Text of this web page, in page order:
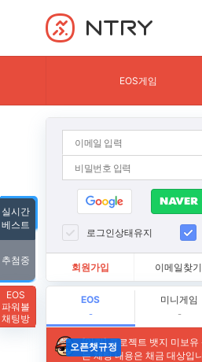
NTRY
EOS게임
로그인상태유지
회원가입 이메일찾기
EOS
-
미니게임
-
실시간
베스트
추첨중
EOS
파워볼
채팅방